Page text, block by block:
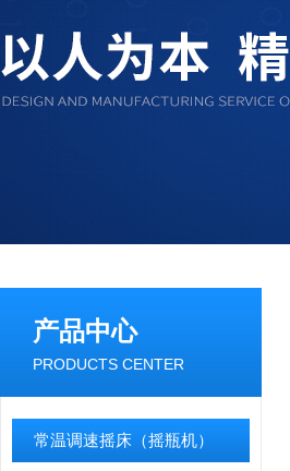
产品中心
PRODUCTS CENTER
常温调速摇床（摇瓶机）